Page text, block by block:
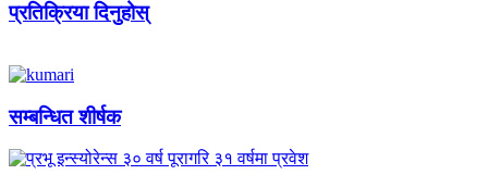
प्रतिक्रिया दिनुहोस्
सम्बन्धित शीर्षक